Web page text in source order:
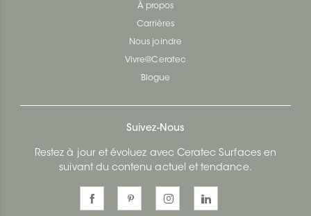
À propos
Carrières
Nous joindre
Vivre@Ceratec
Blogue
Suivez-Nous
Restez à jour et évoluez avec Ceratec Surfaces en
suivant du contenu actuel et tendance.